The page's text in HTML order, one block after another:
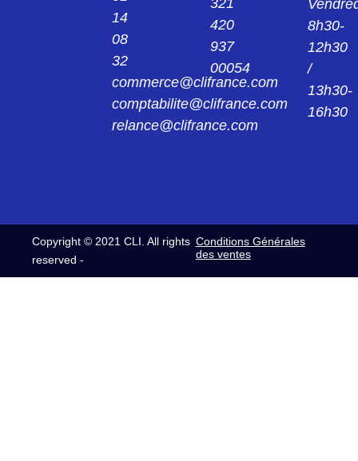
14
08
32
commerce@clifrance.com
comptabilite@clifrance.com
relance@clifrance.com
420
937
00054
8h30-
12h30
/
13h30-
16h30
Copyright © 2021 CLI. All rights
reserved -
Conditions Générales
des ventes